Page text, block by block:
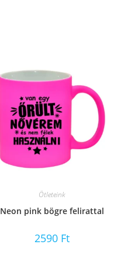
Ötleteink
Neon pink bögre felirattal
2590 Ft